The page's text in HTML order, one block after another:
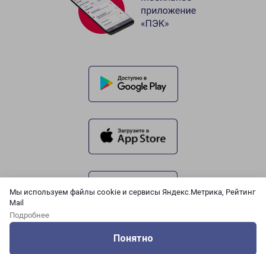
Мы используем файлы cookie и сервисы Яндекс.Метрика, Рейтинг
Mail
Подробнее
Понятно